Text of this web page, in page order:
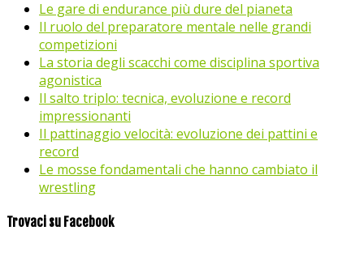
Le gare di endurance più dure del pianeta
Il ruolo del preparatore mentale nelle grandi
competizioni
La storia degli scacchi come disciplina sportiva
agonistica
Il salto triplo: tecnica, evoluzione e record
impressionanti
Il pattinaggio velocità: evoluzione dei pattini e
record
Le mosse fondamentali che hanno cambiato il
wrestling
Trovaci su Facebook